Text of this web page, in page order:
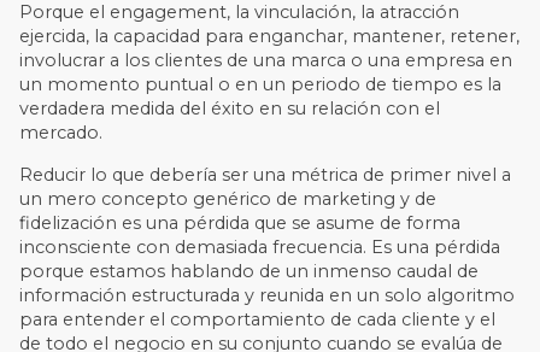
Porque el engagement, la vinculación, la atracción
ejercida, la capacidad para enganchar, mantener, retener,
involucrar a los clientes de una marca o una empresa en
un momento puntual o en un periodo de tiempo es la
verdadera medida del éxito en su relación con el
mercado.
Reducir lo que debería ser una métrica de primer nivel a
un mero concepto genérico de marketing y de
fidelización es una pérdida que se asume de forma
inconsciente con demasiada frecuencia. Es una pérdida
porque estamos hablando de un inmenso caudal de
información estructurada y reunida en un solo algoritmo
para entender el comportamiento de cada cliente y el
de todo el negocio en su conjunto cuando se evalúa de